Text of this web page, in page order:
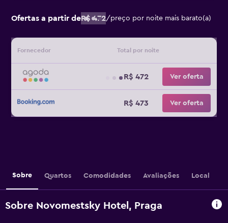
Ofertas a partir deR$ 472/preço por noite mais barato(a)
Fornecedor Total por noite
R$ 472 Ver oferta
R$ 473 Ver oferta
Sobre Quartos Comodidades Avaliações Local
Sobre Novomestsky Hotel, Praga